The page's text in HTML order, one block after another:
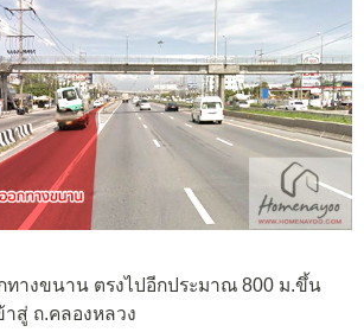
ทางขนาน ตรงไปอีกประมาณ 800 ม.ขึ้น
สู่ ถ.คลองหลวง